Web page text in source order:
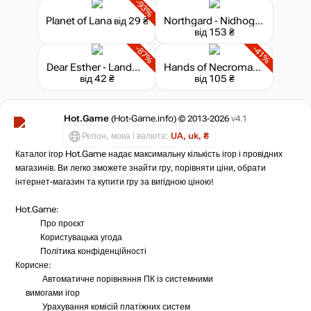
не в наявності
-93%
Planet of Lanaвід 29 ₴
Northgard - Nidhogg, Clan of the Dragon
від 153 ₴
-87%
Dear Esther - Landmark Edition
від 42 ₴
-41%
Hands of Necromancy II
від 105 ₴
Hot.Game (Hot-Game.info) © 2013-2026 v4.1
Регіон, мова і валюта: UA, uk, ₴
Каталог ігор Hot.Game надає максимальну кількість ігор і провідних
магазинів. Ви легко зможете знайти гру, порівняти ціни, обрати
інтернет-магазин та купити гру за вигідною ціною!
Hot.Game:
Про проєкт
Користувацька угода
Політика конфіденційності
Корисне:
Автоматичне порівняння ПК із системними
вимогами ігор
Урахування комісій платіжних систем